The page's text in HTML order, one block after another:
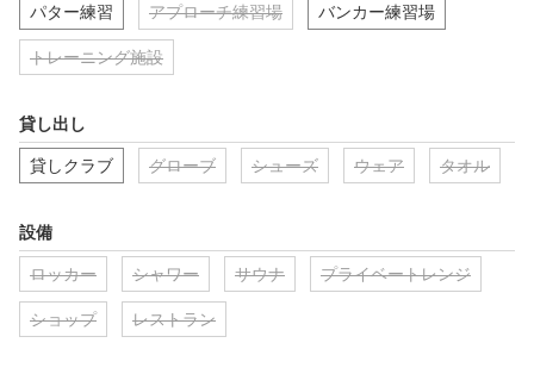
パター練習 アプローチ練習場 バンカー練習場
トレーニング施設
貸し出し
貸しクラブ グローブ シューズ ウェア タオル
設備
ロッカー シャワー サウナ プライベートレンジ
ショップ レストラン